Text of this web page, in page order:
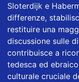
Sloterdijk e
differenze,
restituire una
discussione sulle
contribuisce a
tedesca ed
culturale cruciale